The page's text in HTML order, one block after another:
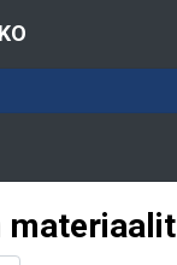
materiaalit